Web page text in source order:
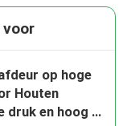
op hoge
Houten
druk en hoog -